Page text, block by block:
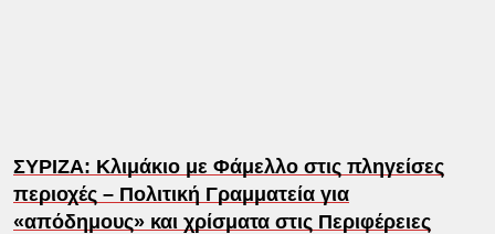
ΣΥΡΙΖΑ: Κλιμάκιο με Φάμελλο στις πληγείσες
περιοχές – Πολιτική Γραμματεία για
«απόδημους» και χρίσματα στις Περιφέρειες